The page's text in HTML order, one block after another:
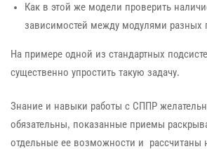
Как в этой же модели проверить
зависимостей между модулями разных
На примере одной из стандартных
существенно упростить такую задачу.
Знание и навыки работы с СППР
обязательны, показанные приемы
отдельные ее возможности и рассчитаны